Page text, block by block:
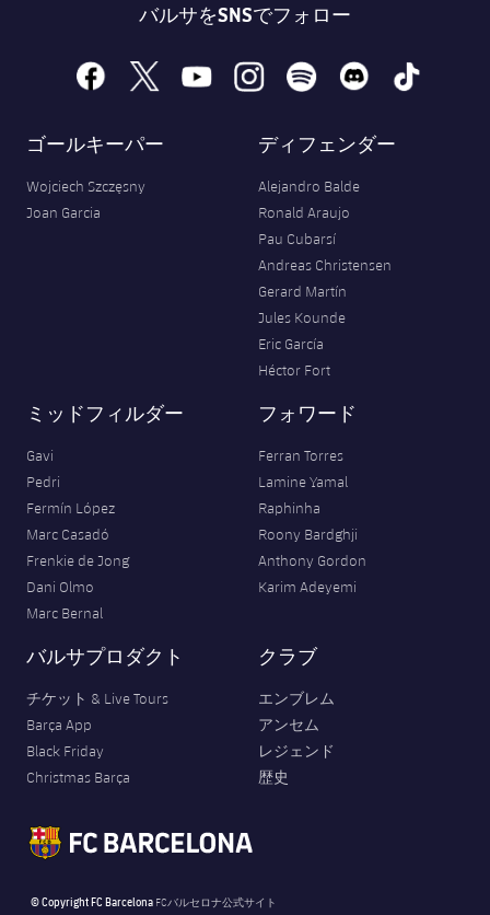
バルサをSNSでフォロー
facebook
x youtubeinstagramspotify discord tiktok
ゴールキーパー
Wojciech Szczęsny
Joan Garcia
ディフェンダー
Alejandro Balde
Ronald Araujo
Pau Cubarsí
Andreas Christensen
Gerard Martín
Jules Kounde
Eric García
Héctor Fort
ミッドフィルダー
Gavi
Pedri
Fermín López
Marc Casadó
Frenkie de Jong
Dani Olmo
Marc Bernal
フォワード
Ferran Torres
Lamine Yamal
Raphinha
Roony Bardghji
Anthony Gordon
Karim Adeyemi
バルサプロダクト
チケット & Live Tours
Barça App
Black Friday
Christmas Barça
クラブ
エンブレム
アンセム
レジェンド
歴史
© Copyright FC Barcelona FCバルセロナ公式サイト